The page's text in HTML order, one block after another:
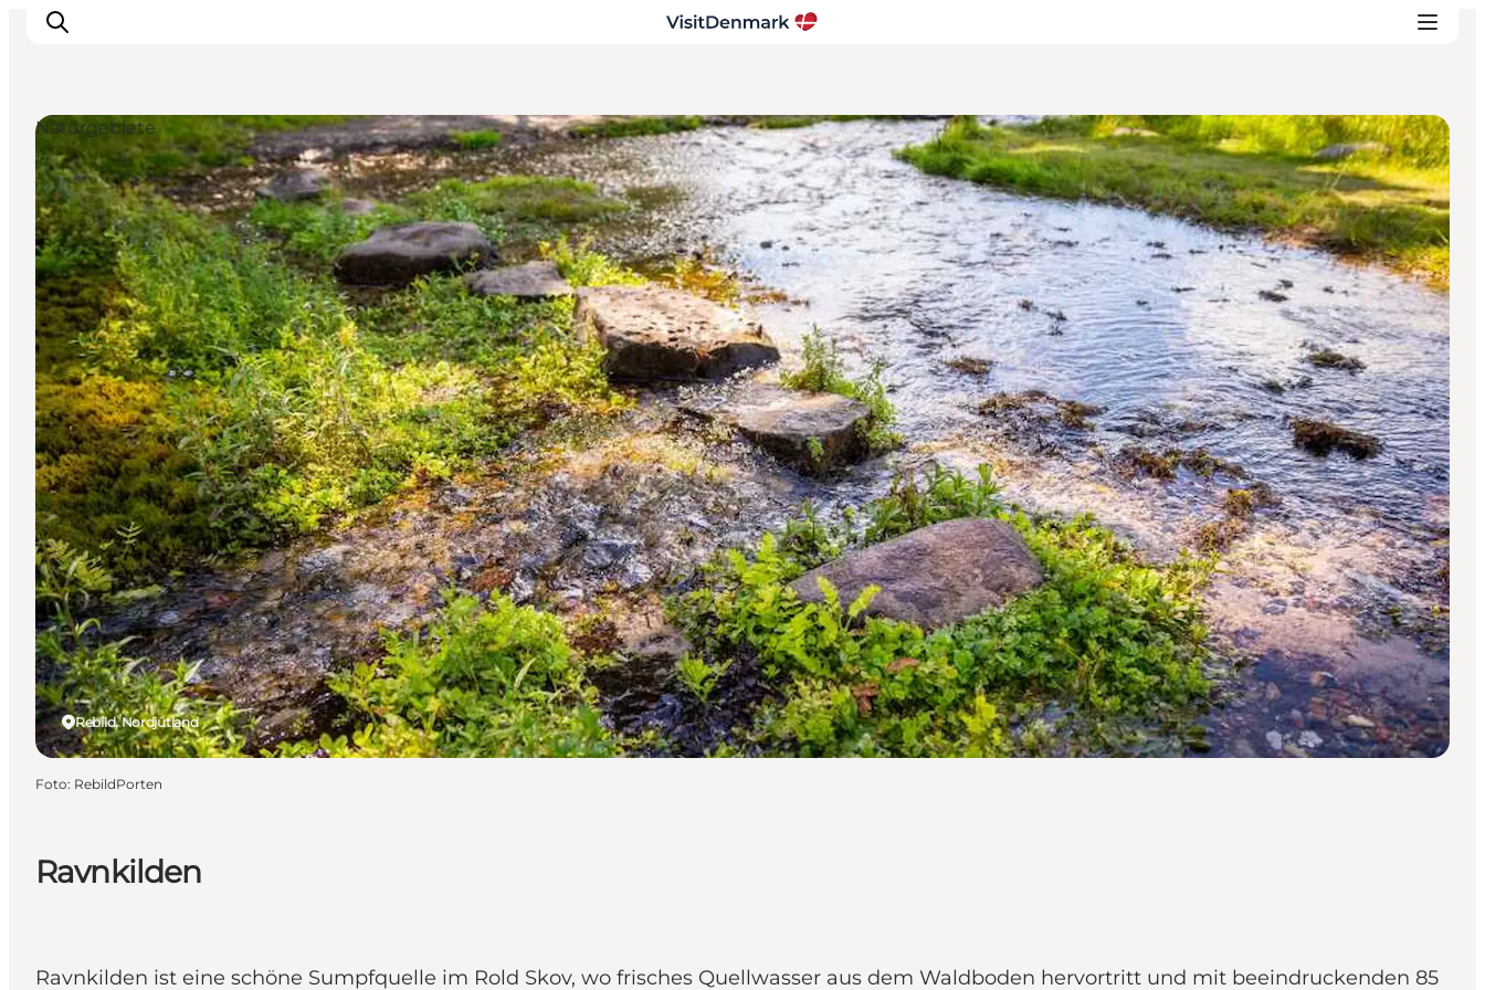
Inspiration
Regionen
Erlebnisse
Unterkünfte
Reiseplanung
Ravnkilden
Ravnkilden ist eine schöne Sumpfquelle im Rold Skov, wo frisches Quellwasser aus dem Waldboden hervortritt und mit beeindruckenden 85
Rebild, Nordjütland
Naturgebiete
Foto: RebildPorten